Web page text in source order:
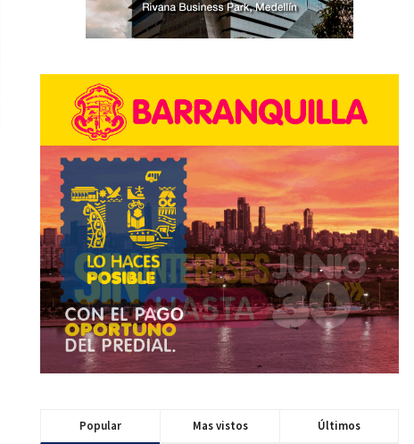
Popular Mas vistos Últimos